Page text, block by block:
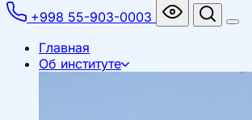
+998 55-903-0003
Главная
Об институте